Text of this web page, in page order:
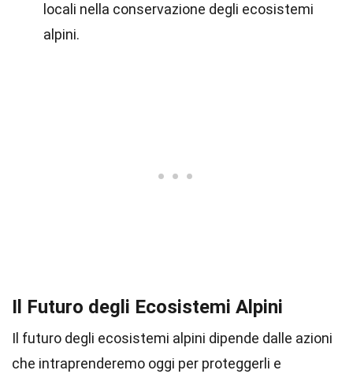
locali nella conservazione degli ecosistemi
alpini.
Il Futuro degli Ecosistemi Alpini
Il futuro degli ecosistemi alpini dipende dalle azioni
che intraprenderemo oggi per proteggerli e